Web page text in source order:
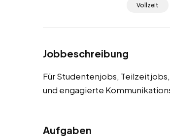
Vollzeit
Jobbeschreibung
Für Studentenjobs,
und engagierte
Aufgaben